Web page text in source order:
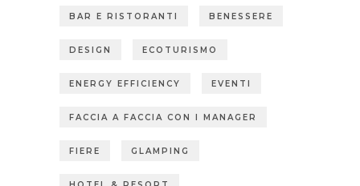
BAR E RISTORANTI BENESSERE
DESIGN ECOTURISMO
ENERGY EFFICIENCY EVENTI
FACCIA A FACCIA CON I MANAGER
FIERE GLAMPING